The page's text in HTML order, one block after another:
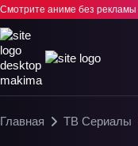
Смотрите аниме без рекламы
Главная ТВ Сериалы